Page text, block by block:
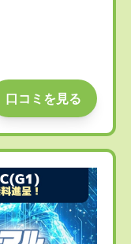
口コミを見る